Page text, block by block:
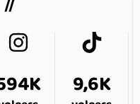
9,6K